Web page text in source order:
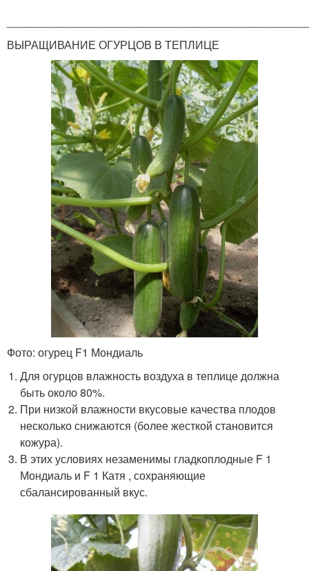
ВЫРАЩИВАНИЕ ОГУРЦОВ В ТЕПЛИЦЕ
Фото: огурец F1 Мондиаль
Для огурцов влажность воздуха в теплице должна
быть около 80%.
При низкой влажности вкусовые качества плодов
несколько снижаются (более жесткой становится
кожура).
В этих условиях незаменимы гладкоплодные F 1
Мондиаль и F 1 Катя , сохраняющие
сбалансированный вкус.